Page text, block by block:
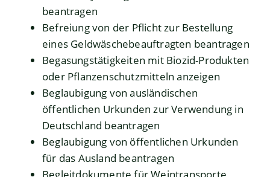
beantragen
Befreiung von der Pflicht zur Bestellung
eines Geldwäschebeauftragten beantragen
Begasungstätigkeiten mit Biozid-Produkten
oder Pflanzenschutzmitteln anzeigen
Beglaubigung von ausländischen
öffentlichen Urkunden zur Verwendung in
Deutschland beantragen
Beglaubigung von öffentlichen Urkunden
für das Ausland beantragen